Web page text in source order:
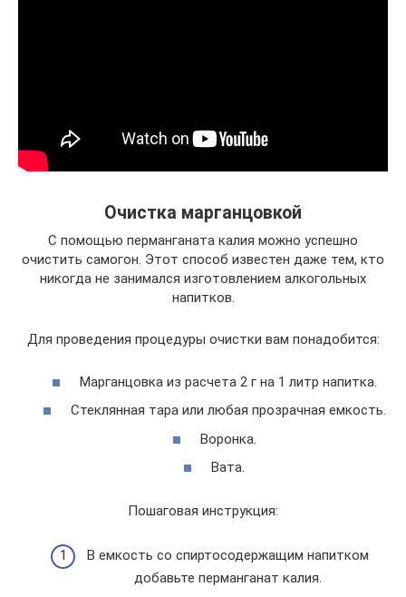
Очистка марганцовкой
С помощью перманганата калия можно успешно
очистить самогон. Этот способ известен даже тем, кто
никогда не занимался изготовлением алкогольных
напитков.
Для проведения процедуры очистки вам понадобится:
Марганцовка из расчета 2 г на 1 литр напитка.
Стеклянная тара или любая прозрачная емкость.
Воронка.
Вата.
Пошаговая инструкция:
В емкость со спиртосодержащим напитком
добавьте перманганат калия.